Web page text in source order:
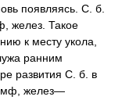
появляясь. С. б.
желез. Такое
к месту укола,
ранним
развития С. б. в
желез—